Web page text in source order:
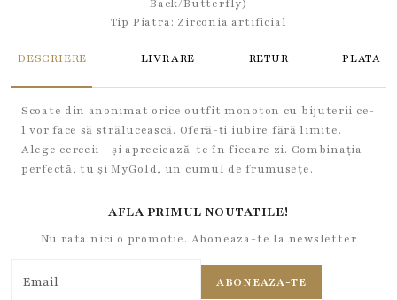
Back/Butterfly)
Tip Piatra: Zirconia artificial
DESCRIERE LIVRARE RETUR PLATA
Scoate din anonimat orice outfit monoton cu bijuterii ce-
l vor face să strălucească. Oferă-ți iubire fără limite.
Alege cerceii - și apreciează-te în fiecare zi. Combinația
perfectă, tu și MyGold, un cumul de frumusețe.
AFLA PRIMUL NOUTATILE!
Nu rata nici o promotie. Aboneaza-te la newsletter
ABONEAZA-TE